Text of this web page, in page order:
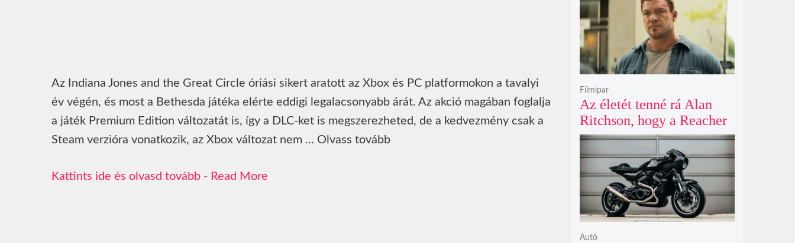
Az Indiana Jones and the Great Circle óriási sikert aratott az Xbox és PC platformokon a tavalyi
év végén, és most a Bethesda játéka elérte eddigi legalacsonyabb árát. Az akció magában foglalja
a játék Premium Edition változatát is, így a DLC-ket is megszerezheted, de a kedvezmény csak a
Steam verzióra vonatkozik, az Xbox változat nem … Olvass tovább
Read More
Az életét tenné rá Alan
Ritchson, hogy a Reacher
negyedik évada mindent
felülmúl
Filmipar
Autó